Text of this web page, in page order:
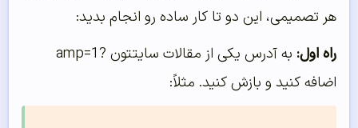
هر تصمیمی، این دو تا کار ساده رو انجام بدید:
راه اول: به آدرس یکی از مقالات سایتتون ?amp=1
اضافه کنید و بازش کنید. مثلاً: